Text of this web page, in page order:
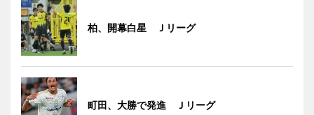
柏、開幕白星 Ｊリーグ
町田、大勝で発進 Ｊリーグ